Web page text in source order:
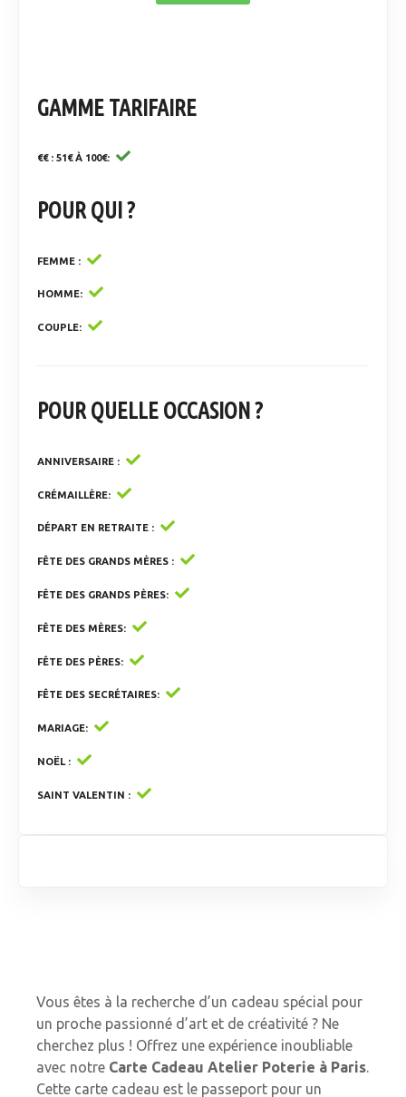
GAMME TARIFAIRE
€€ : 51€ À 100€
POUR QUI ?
FEMME
HOMME
COUPLE
POUR QUELLE OCCASION ?
ANNIVERSAIRE
CRÉMAILLÈRE
DÉPART EN RETRAITE
FÊTE DES GRANDS MÈRES
FÊTE DES GRANDS PÈRES
FÊTE DES MÈRES
FÊTE DES PÈRES
FÊTE DES SECRÉTAIRES
MARIAGE
NOËL
SAINT VALENTIN
Vous êtes à la recherche d’un cadeau spécial pour
un proche passionné d’art et de créativité ? Ne
cherchez plus ! Offrez une expérience inoubliable
avec notre Carte Cadeau Atelier Poterie à Paris.
Cette carte cadeau est le passeport pour un